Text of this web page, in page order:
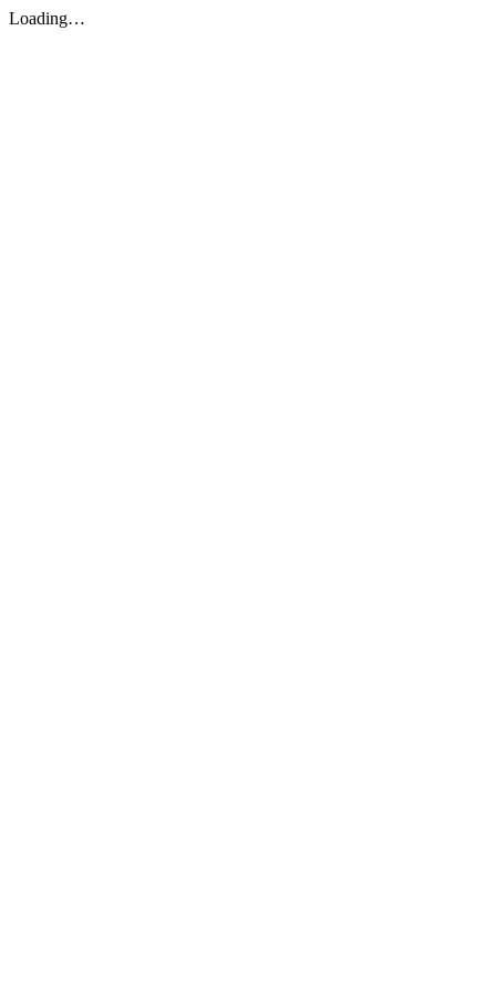
Loading…